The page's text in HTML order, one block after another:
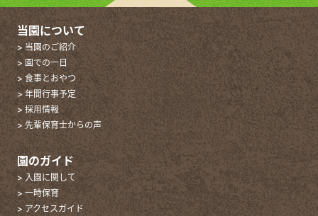
当園について
> 当園のご紹介
> 園での一日
> 食事とおやつ
> 年間行事予定
> 採用情報
> 先輩保育士からの声
園のガイド
> 入園に関して
> 一時保育
> アクセスガイド